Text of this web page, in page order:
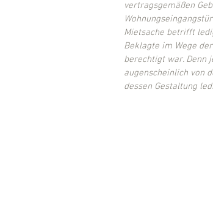
vertragsgemäßen
Mietsache betrifft
Beklagte im Wege
berechtigt war. Denn
augenscheinlich von
dessen Gestaltung